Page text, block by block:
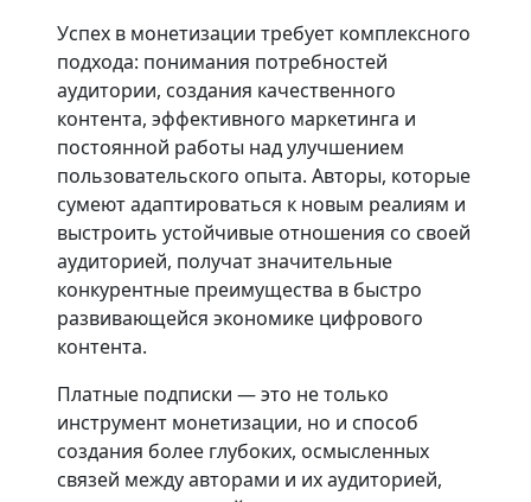
Успех в монетизации требует комплексного
подхода: понимания потребностей
аудитории, создания качественного
контента, эффективного маркетинга и
постоянной работы над улучшением
пользовательского опыта. Авторы, которые
сумеют адаптироваться к новым реалиям и
выстроить устойчивые отношения со своей
аудиторией, получат значительные
конкурентные преимущества в быстро
развивающейся экономике цифрового
контента.
Платные подписки — это не только
инструмент монетизации, но и способ
создания более глубоких, осмысленных
связей между авторами и их аудиторией,